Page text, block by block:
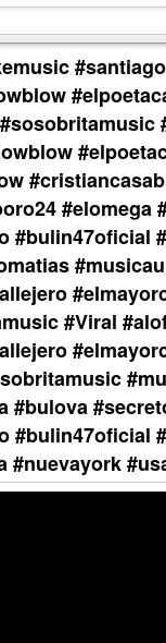
#elomega
#bulin47oficial
#Viral
#bulova
#bulin47oficial
#nuevayork